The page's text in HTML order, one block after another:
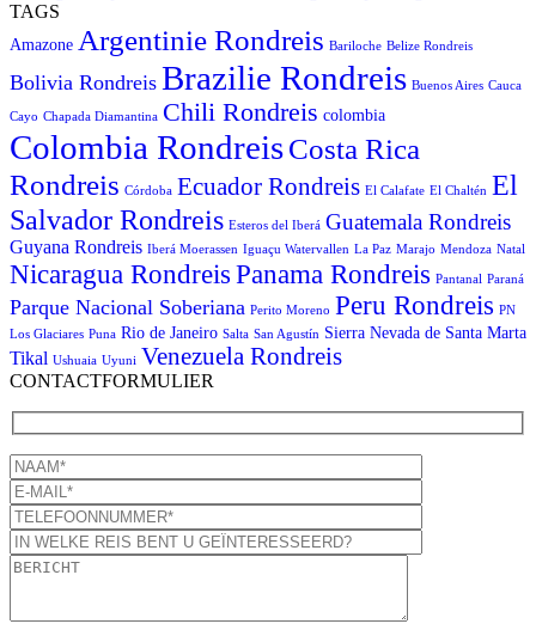
TAGS
Amazone Argentinie Rondreis Bariloche Belize Rondreis
Bolivia Rondreis Brazilie Rondreis Buenos Aires Cauca
Cayo Chapada Diamantina Chili Rondreis colombia
Colombia RondreisCosta Rica
Rondreis Córdoba Ecuador Rondreis El Calafate El Chaltén El
Salvador Rondreis Esteros del Iberá Guatemala Rondreis
Guyana Rondreis Iberá Moerassen Iguaçu Watervallen La Paz Marajo Mendoza Natal
Nicaragua Rondreis Panama Rondreis Pantanal Paraná
Parque Nacional Soberiana Perito Moreno Peru Rondreis PN
Los Glaciares Puna Rio de Janeiro Salta San Agustín Sierra Nevada de Santa Marta
Tikal Ushuaia Uyuni Venezuela Rondreis
CONTACTFORMULIER